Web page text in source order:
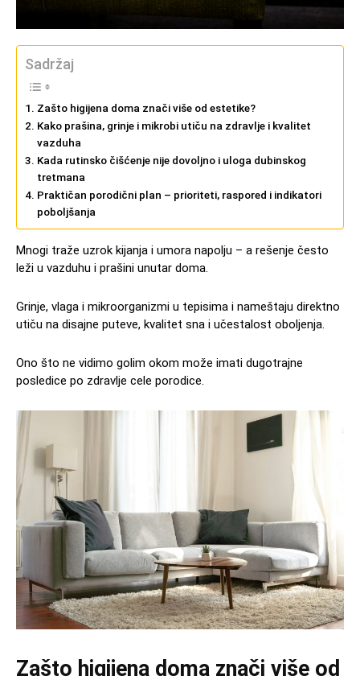
Sadržaj
Zašto higijena doma znači više od estetike?
Kako prašina, grinje i mikrobi utiču na zdravlje i kvalitet
vazduha
Kada rutinsko čišćenje nije dovoljno i uloga dubinskog
tretmana
Praktičan porodični plan – prioriteti, raspored i indikatori
poboljšanja
Mnogi traže uzrok kijanja i umora napolju – a rešenje često
leži u vazduhu i prašini unutar doma.
Grinje, vlaga i mikroorganizmi u tepisima i nameštaju direktno
utiču na disajne puteve, kvalitet sna i učestalost oboljenja.
Ono što ne vidimo golim okom može imati dugotrajne
posledice po zdravlje cele porodice.
Zašto higijena doma znači više od